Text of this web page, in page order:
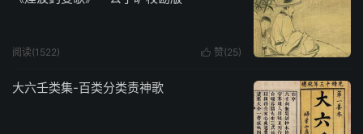
 赞(25)
阅读(1522)
大六壬类集-百类分类责神歌